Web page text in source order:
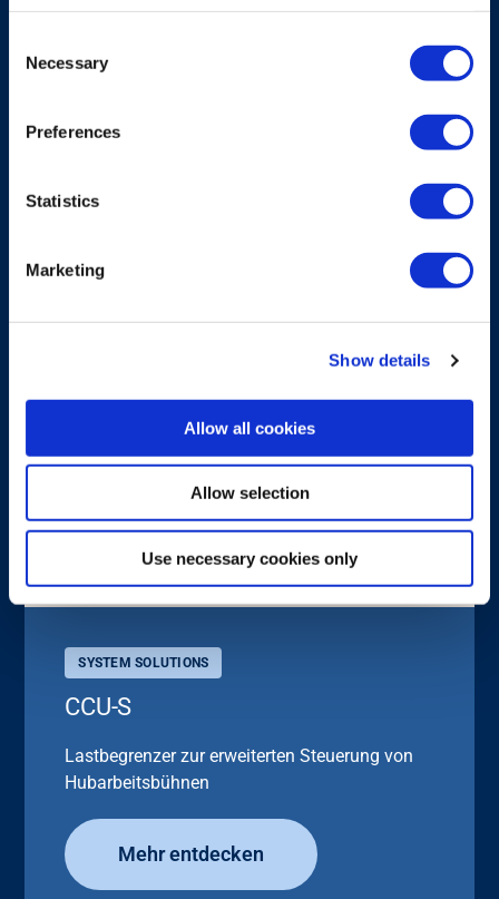
Selection
Necessary
Preferences
Statistics
Marketing
Show details
Allow all cookies
Allow selection
Use necessary cookies only
CCU-X
Lastbegrenzerlösung für die Sicherheit Ihrer
SYSTEM SOLUTIONS
CCU-S
Lastbegrenzer zur erweiterten Steuerung von
Hubarbeitsbühnen
Mehr entdecken